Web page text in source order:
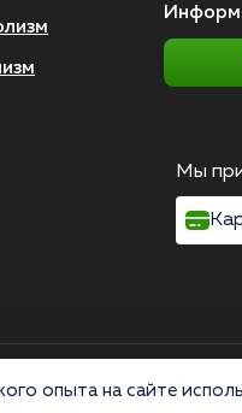
Мы
Согласие на
опыта на сайте